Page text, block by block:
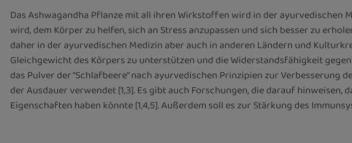
Das Ashwagandha Pflanze mit all ihren Wirkstoffen wird in der ayurvedischen
wird, dem Körper zu helfen, sich an Stress anzupassen und sich besser zu
daher in der ayurvedischen Medizin aber auch in anderen Ländern und
Gleichgewicht des Körpers zu unterstützen und die Widerstandsfähigkeit
das Pulver der “Schlafbeere” nach ayurvedischen Prinzipien zur
der Ausdauer verwendet [1,3]. Es gibt auch Forschungen, die darauf
Eigenschaften haben könnte [1,4,5]. Außerdem soll es zur Stärkung des